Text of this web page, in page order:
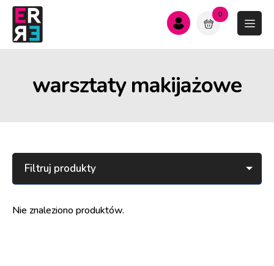
0
warsztaty makijażowe
Filtruj produkty
Nie znaleziono produktów.